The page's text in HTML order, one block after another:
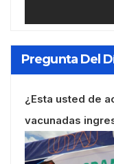
Pregunta Del
¿Esta usted de
vacunadas